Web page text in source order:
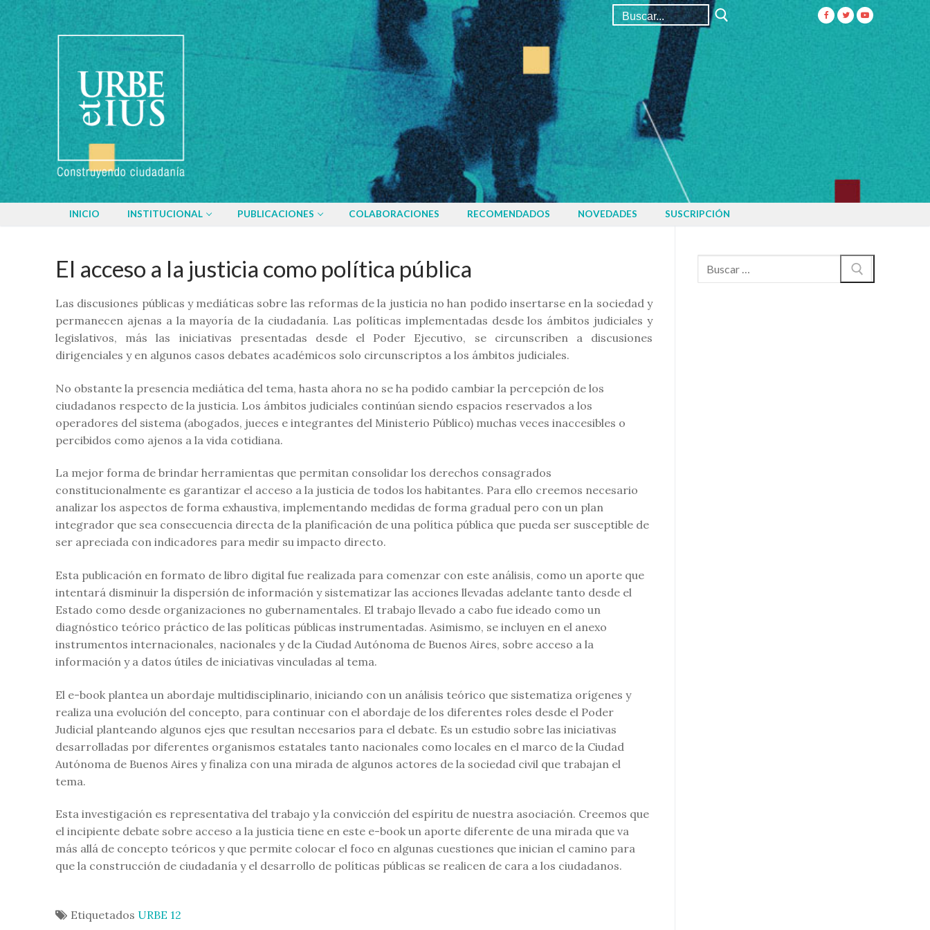
Ir
contenido
Buscar:
INICIO INSTITUCIONAL PUBLICACIONES COLABORACIONES RECOMENDADOS NOVEDADES SUSCRIPCIÓN
El acceso a la justicia como política pública
Las discusiones públicas y mediáticas sobre las reformas de la justicia no han podido insertarse en la sociedad y
permanecen ajenas a la mayoría de la ciudadanía. Las políticas implementadas desde los ámbitos judiciales y
legislativos, más las iniciativas presentadas desde el Poder Ejecutivo, se circunscriben a discusiones
dirigenciales y en algunos casos debates académicos solo circunscriptos a los ámbitos judiciales.
No obstante la presencia mediática del tema, hasta ahora no se ha podido cambiar la percepción de los
ciudadanos respecto de la justicia. Los ámbitos judiciales continúan siendo espacios reservados a los
operadores del sistema (abogados, jueces e integrantes del Ministerio Público) muchas veces inaccesibles o
percibidos como ajenos a la vida cotidiana.
La mejor forma de brindar herramientas que permitan consolidar los derechos consagrados
constitucionalmente es garantizar el acceso a la justicia de todos los habitantes. Para ello creemos necesario
analizar los aspectos de forma exhaustiva, implementando medidas de forma gradual pero con un plan
integrador que sea consecuencia directa de la planificación de una política pública que pueda ser susceptible de
ser apreciada con indicadores para medir su impacto directo.
Esta publicación en formato de libro digital fue realizada para comenzar con este análisis, como un aporte que
intentará disminuir la dispersión de información y sistematizar las acciones llevadas adelante tanto desde el
Estado como desde organizaciones no gubernamentales. El trabajo llevado a cabo fue ideado como un
diagnóstico teórico práctico de las políticas públicas instrumentadas. Asimismo, se incluyen en el anexo
instrumentos internacionales, nacionales y de la Ciudad Autónoma de Buenos Aires, sobre acceso a la
información y a datos útiles de iniciativas vinculadas al tema.
El e-book plantea un abordaje multidisciplinario, iniciando con un análisis teórico que sistematiza orígenes y
realiza una evolución del concepto, para continuar con el abordaje de los diferentes roles desde el Poder
Judicial planteando algunos ejes que resultan necesarios para el debate. Es un estudio sobre las iniciativas
desarrolladas por diferentes organismos estatales tanto nacionales como locales en el marco de la Ciudad
Autónoma de Buenos Aires y finaliza con una mirada de algunos actores de la sociedad civil que trabajan el
tema.
Esta investigación es representativa del trabajo y la convicción del espíritu de nuestra asociación. Creemos que
el incipiente debate sobre acceso a la justicia tiene en este e-book un aporte diferente de una mirada que va
más allá de concepto teóricos y que permite colocar el foco en algunas cuestiones que inician el camino para
que la construcción de ciudadanía y el desarrollo de políticas públicas se realicen de cara a los ciudadanos.
Etiquetados URBE 12
Buscar: